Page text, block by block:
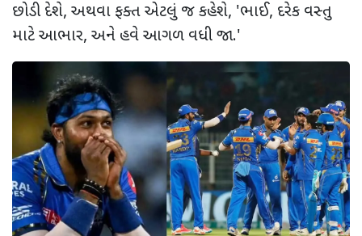
છોડી દેશે, અથવા ફક્ત એટલું જ કહેશે, 'ભાઈ, દરેક વસ્તુ
માટે આભાર, અને હવે આગળ વધી જા.'